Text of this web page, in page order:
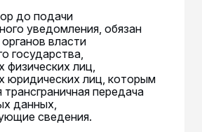
до подачи
уведомления, обязан
власти
государства,
физических лиц,
юридических лиц, которым
трансграничная передача
данных,
сведения.